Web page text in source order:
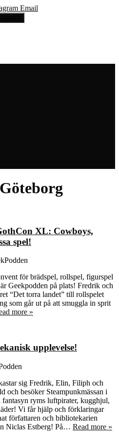
Email
Göteborg
XL: Cowboys,
spel!
för brädspel, rollspel, figurspel
Geekpodden på plats! Fredrik och
“Det torra landet” till rollspelet
som går ut på att smuggla in sprit
more »
upplevelse!
sig Fredrik, Elin, Filiph och
och besöker Steampunkmässan i
ryms luftpirater, kugghjul,
Vi får hjälp och förklaringar
författaren och bibliotekarien
Niclas Estberg! På… Read more »